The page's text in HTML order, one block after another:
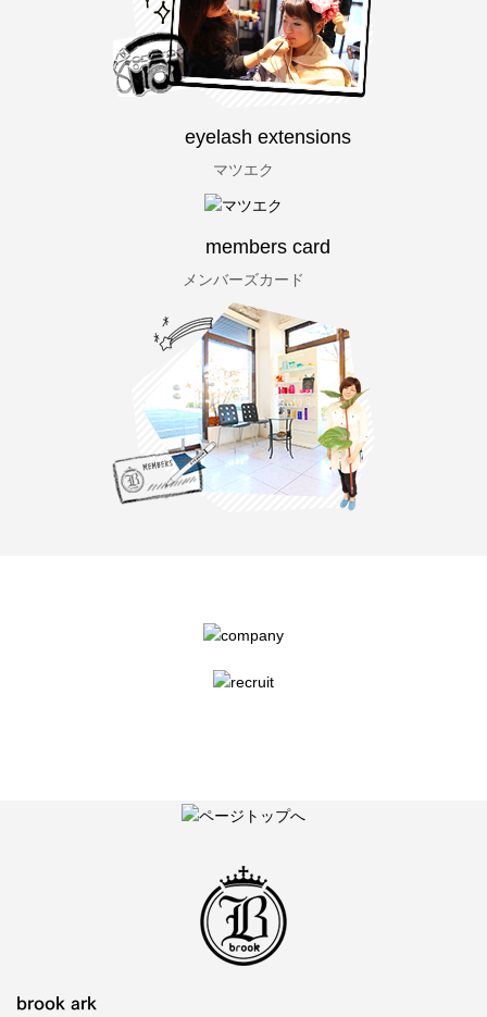
eyelash extensions
マツエク
members card
メンバーズカード
brook ark